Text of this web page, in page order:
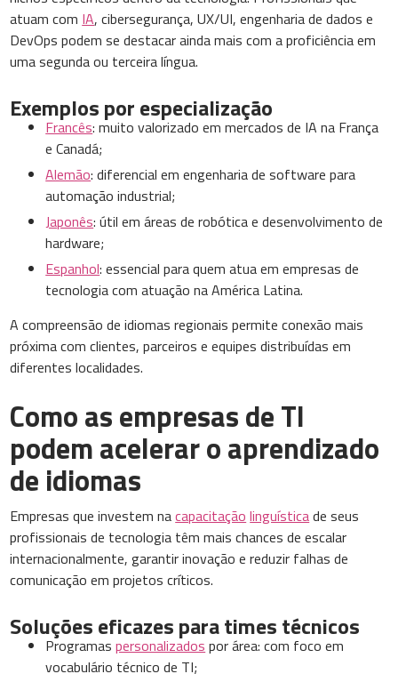
atuam com IA, cibersegurança, UX/UI, engenharia de dados e
DevOps podem se destacar ainda mais com a proficiência em
uma segunda ou terceira língua.
Exemplos por especialização
Francês: muito valorizado em mercados de IA na França
e Canadá;
Alemão: diferencial em engenharia de software para
automação industrial;
Japonês: útil em áreas de robótica e desenvolvimento de
hardware;
Espanhol: essencial para quem atua em empresas de
tecnologia com atuação na América Latina.
A compreensão de idiomas regionais permite conexão mais
próxima com clientes, parceiros e equipes distribuídas em
diferentes localidades.
Como as empresas de TI
podem acelerar o aprendizado
de idiomas
Empresas que investem nacapacitação linguísticade seus
profissionais de tecnologia têm mais chances de escalar
internacionalmente, garantir inovação e reduzir falhas de
comunicação em projetos críticos.
Soluções eficazes para times técnicos
Programaspersonalizados por área: com foco em
vocabulário técnico de TI;